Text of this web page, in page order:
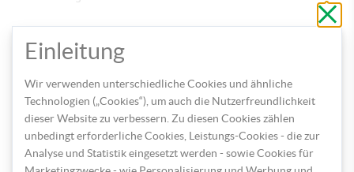
ohne
zu
Einleitung
Wir verwenden unterschiedliche Cookies und ähnliche
Technologien („Cookies“), um auch die Nutzerfreundlichkeit
dieser Website zu verbessern. Zu diesen Cookies zählen
unbedingt erforderliche Cookies, Leistungs-Cookies - die zur
Analyse und Statistik eingesetzt werden - sowie Cookies für